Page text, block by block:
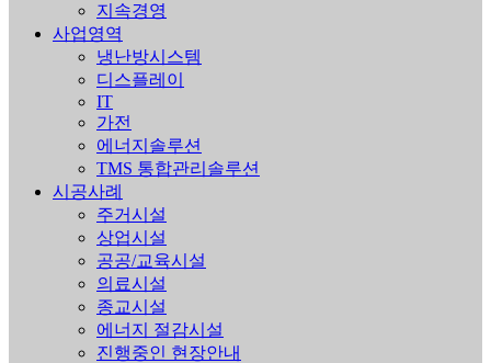
지속경영
사업영역
냉난방시스템
디스플레이
IT
가전
에너지솔루션
TMS 통합관리솔루션
시공사례
주거시설
상업시설
공공/교육시설
의료시설
종교시설
에너지 절감시설
진행중인 현장안내